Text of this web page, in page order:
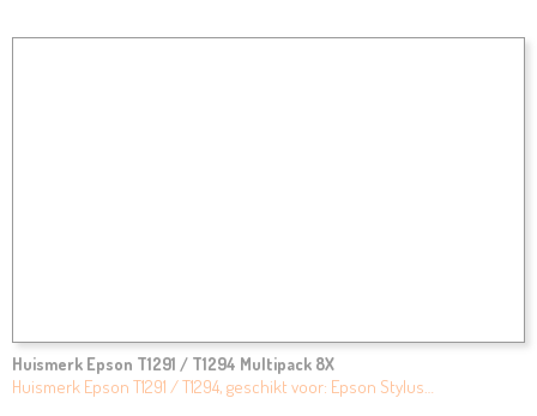
Huismerk Epson T1291 / T1294 Multipack 8X
Huismerk Epson T1291 / T1294, geschikt voor: Epson Stylus…